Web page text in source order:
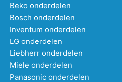
Beko onderdelen
Bosch onderdelen
Inventum onderdelen
LG onderdelen
Liebherr onderdelen
Miele onderdelen
Panasonic onderdelen